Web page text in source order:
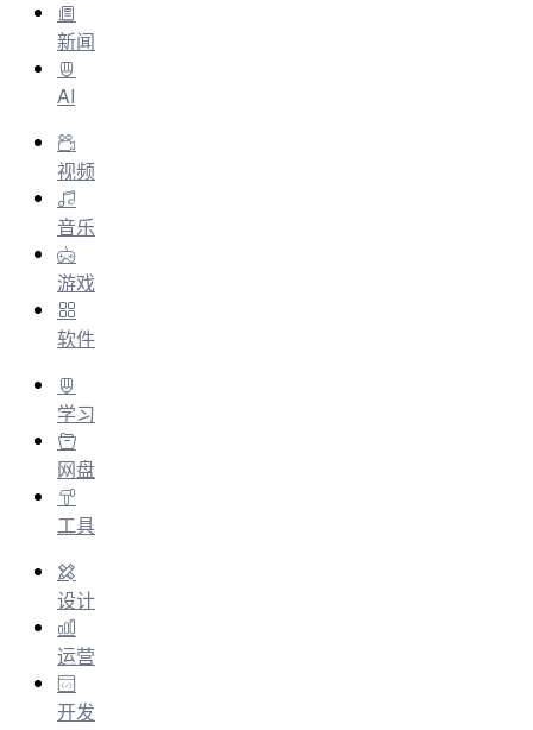
新闻
AI
视频
音乐
游戏
软件
学习
网盘
工具
设计
运营
开发